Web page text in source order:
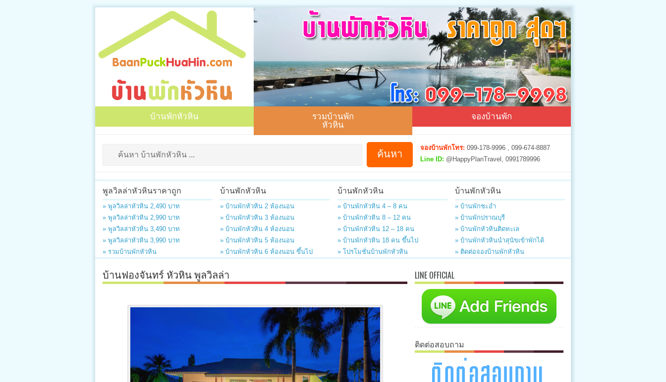
บ้านพักหัวหิน รวมบ้านพัก
หัวหิน
จองบ้านพัก
จองบ้านพักโทร: 099-178-9996 , 099-674-8887
Line ID: @HappyPlanTravel, 0991789996
พูลวิลล่าหัวหินราคาถูก
» พูลวิลล่าหัวหิน 2,490 บาท
» พูลวิลล่าหัวหิน 2,990 บาท
» พูลวิลล่าหัวหิน 3,490 บาท
» พูลวิลล่าหัวหิน 3,990 บาท
» รวมบ้านพักหัวหิน
บ้านพักหัวหิน
» บ้านพักหัวหิน 2 ห้องนอน
» บ้านพักหัวหิน 3 ห้องนอน
» บ้านพักหัวหิน 4 ห้องนอน
» บ้านพักหัวหิน 5 ห้องนอน
» บ้านพักหัวหิน 6 ห้องนอน ขึ้นไป
บ้านพักหัวหิน
» บ้านพักหัวหิน 4 – 8 คน
» บ้านพักหัวหิน 8 – 12 คน
» บ้านพักหัวหิน 12 – 18 คน
» บ้านพักหัวหิน 18 คน ขึ้นไป
» โปรโมชั่นบ้านพักหัวหิน
บ้านพักหัวหิน
» บ้านพักชะอำ
» บ้านพักปราณบุรี
» บ้านพักหัวหินติดทะเล
» บ้านพักหัวหินนำสุนัขเข้าพักได้
» ติดต่อจองบ้านพักหัวหิน
บ้านฟองจันทร์ หัวหิน พูลวิลล่า LINE OFFICIAL
ติดต่อสอบถาม